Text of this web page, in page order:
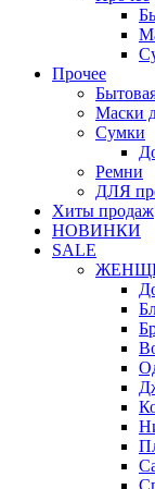
Прочее
Маски
Сумки
Ремни
ДЛЯ
Хиты продаж
НОВИНКИ
SALE